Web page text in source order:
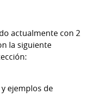
actualmente con 2
la siguiente
y ejemplos de